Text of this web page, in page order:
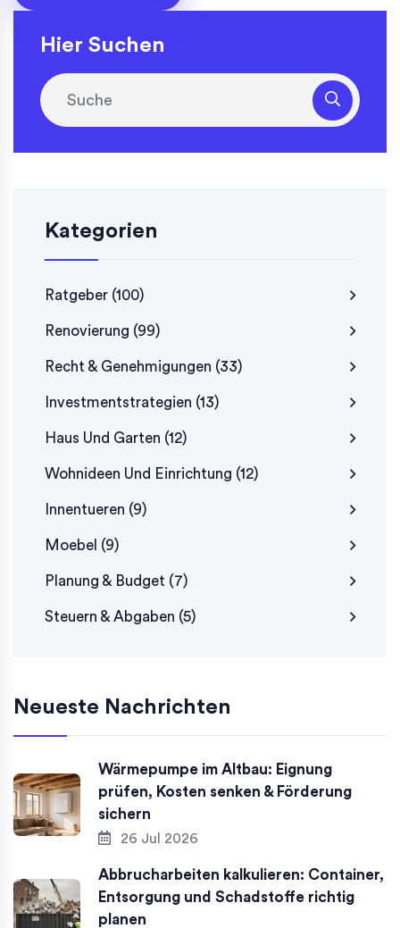
Hier Suchen
Kategorien
Ratgeber (100)
Renovierung (99)
Recht & Genehmigungen (33)
Investmentstrategien (13)
Haus Und Garten (12)
Wohnideen Und Einrichtung (12)
Innentueren (9)
Moebel (9)
Planung & Budget (7)
Steuern & Abgaben (5)
Neueste Nachrichten
Wärmepumpe im Altbau: Eignung
prüfen, Kosten senken & Förderung
sichern
26 Jul 2026
Abbrucharbeiten kalkulieren: Container,
Entsorgung und Schadstoffe richtig
planen